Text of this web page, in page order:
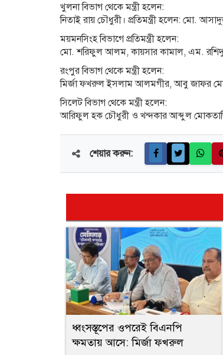
খুলনা বিভাগ থেকে মন্ত্রী হলেন:
নিতাই রায় চৌধুরী। প্রতিমন্ত্রী হলেন: মো.
ময়মনসিংহ বিভাগে প্রতিমন্ত্রী হলেন:
মো. শরিফুল আলম, কায়সার কামাল, এম.
রংপুর বিভাগ থেকে মন্ত্রী হলেন:
মির্জা ফখরুল ইসলাম আলমগীর, আবু জাফর
সিলেট বিভাগ থেকে মন্ত্রী হলেন:
আরিফুল হক চৌধুরী ও খন্দকার আব্দুল
শেয়ার করুন:
ধ্বংসস্তূপের ওপরেই বিএনপি
ক্ষমতায় আসে: মির্জা ফখরুল